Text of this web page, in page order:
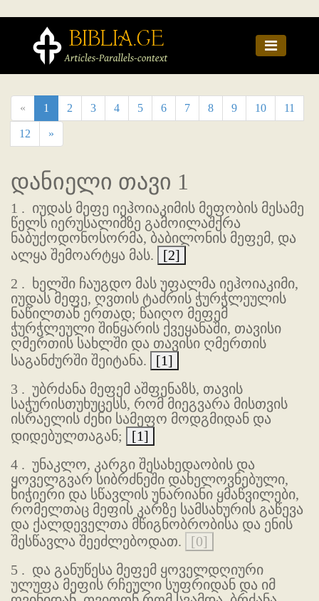
« 1 2 3 4 5 6 7 8 9 10 11
12 »
დანიელი თავი 1
1 . იუდას მეფე იეჰოიაკიმის მეფობის მესამე
წელს იერუსალიმზე გამოილაშქრა
ნაბუქოდონოსორმა, ბაბილონის მეფემ, და
ალყა შემოარტყა მას.
[2]
2 . ხელში ჩაუგდო მას უფალმა იეჰოიაკიმი,
იუდას მეფე, ღვთის ტაძრის ჭურჭლეულის
ნაწილთან ერთად; წაიღო მეფემ
ჭურჭლეული შინყარის ქვეყანაში, თავისი
ღმერთის სახლში და თავისი ღმერთის
საგანძურში შეიტანა.
[1]
3 . უბრძანა მეფემ აშფენაზს, თავის
საჭურისთუხუცესს, რომ მიეგვარა მისთვის
ისრაელის ძენი სამეფო მოდგმიდან და
დიდებულთაგან;
[1]
4 . უნაკლო, კარგი შესახედაობის და
ყოველგვარ სიბრძნეში დახელოვნებული,
ნიჭიერი და სწავლის უნარიანი ყმაწვილები,
რომელთაც მეფის კარზე სამსახურის გაწევა
და ქალდეველთა მწიგნობრობისა და ენის
შესწავლა შეეძლებოდათ.
[0]
5 . და განუწესა მეფემ ყოველდღიური
ულუფა მეფის რჩეული სუფრიდან და იმ